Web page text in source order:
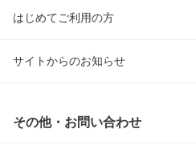
はじめてご利用の方
サイトからのお知らせ
その他・お問い合わせ